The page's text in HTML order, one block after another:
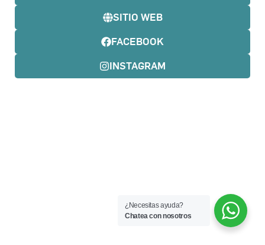
SITIO WEB
FACEBOOK
INSTAGRAM
¿Necesitas ayuda?
Chatea con nosotros